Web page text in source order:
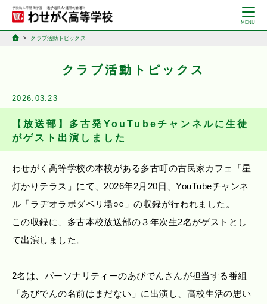
クラブ活動トピックス
クラブ活動トピックス
2026.03.23
【放送部】多古発YouTubeチャンネルに生徒
がゲスト出演しました
わせがく高等学校の本校がある多古町の古民家カフェ「星
灯かりテラス」にて、2026年2月20日、YouTubeチャンネ
ル「ラヂオラボダベリ場○○」の収録が行われました。
この収録に、多古本校放送部の３年次生2名がゲストとし
て出演しました。
2名は、パーソナリティーのあびでんさんが担当する番組
「あびでんの名前はまだない」に出演し、高校生活の思い